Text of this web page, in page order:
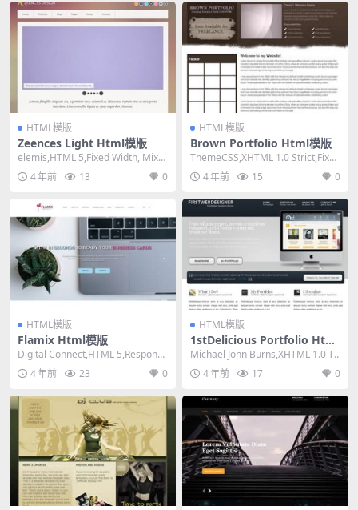
HTML模版
Zeences Light Html模版
elemis,HTML 5,Fixed Width, Mixe
d Columns...
4 年前 13 0
HTML模版
Brown Portfolio Html模版
ThemeCSS,XHTML 1.0 Strict,Fixed
Width, 2...
4 年前 15 0
HTML模版
Flamix Html模版
Digital Connect,HTML 5,Responsi
ve, 4 Col...
4 年前 23 0
HTML模版
1stDelicious Portfolio Html
模版
Michael John Burns,XHTML 1.0 Tr
ansitiona...
4 年前 17 0